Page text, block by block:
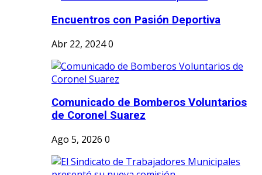
Encuentros con Pasión Deportiva
Abr 22, 20240
Comunicado de Bomberos Voluntarios
de Coronel Suarez
Ago 5, 2026 0